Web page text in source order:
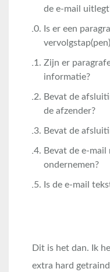
de e-mail
Is er een
Zijn er
informatie?
Bevat de
de afzender?
Bevat de
Bevat de e-
ondernemen?
Is de e-mail
Dit is het dan. Ik
extra hard